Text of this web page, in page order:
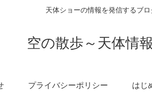
天体ショーの情報を発信するブロ
空の散歩～天体情
プライバシーポリシー はじ